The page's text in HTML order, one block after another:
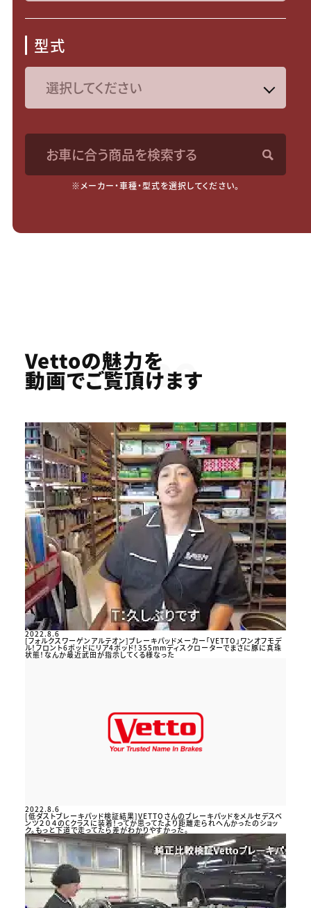
型式
お車に合う商品を検索する
※メーカー・車種・型式を選択してください。
Youtube
Vettoの魅力を
動画でご覧頂けます
2022.8.6
[フォルクスワーゲンアルテオン]ブレーキパッドメーカー「VETTO」ワンオフモデ
ル！フロント6ポッドにリア4ポッド！355mmディスクローターでまさに豚に真珠
状態！なんか最近武田が指示してくる様なった
2022.8.6
[低ダストブレーキパッド検証結果]VETTOさんのブレーキパッドをメルセデスベ
ンツ２０４のCクラスに装着！ってか思ってたより距離走られへんかったのショッ
ク。もっと下道で走ってたら差がわかりやすかった。